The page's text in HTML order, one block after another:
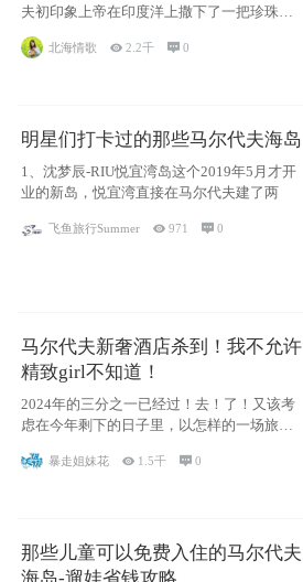
夫初印象上帝在印度洋上撒下了一把珍珠，
北海情歌 2.2千 0
明星们打卡过的那些马尔代夫海岛
1、沈梦辰-RIU悦宜湾岛这个2019年5月才开
业的新岛，悦宜湾直接在马尔代夫建了两
飞鱼旅行Summer 971 0
马尔代夫新奢酒店杀到！我不允许
精致girl不知道！
2024年的三分之一已经过！去！了！又该考
虑在今年剩下的日子里，以怎样的一场旅行
暴走姐妹花  1.5千 0
那些儿童可以免费入住的马尔代夫